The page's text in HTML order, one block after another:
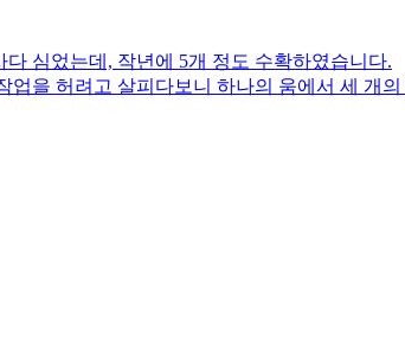
심었는데, 작년에 5개 정도 수확하였습니다.
업을 허려고 살피다보니 하나의 움에서 세 개